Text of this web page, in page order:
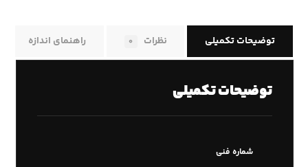
توضیحات تکمیلی نظرات ۰ راهنمای اندازه
توضیحات تکمیلی
شماره فنی